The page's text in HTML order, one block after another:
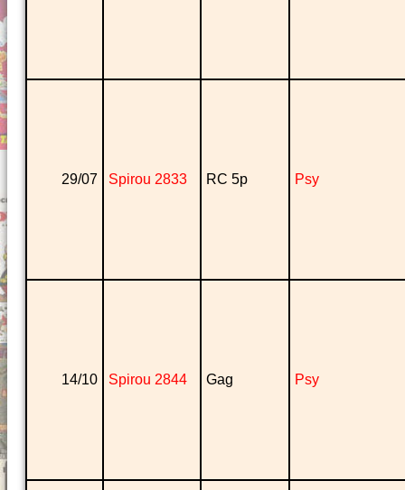
29/07 Spirou 2833 RC 5p Psy
14/10 Spirou 2844 Gag Psy